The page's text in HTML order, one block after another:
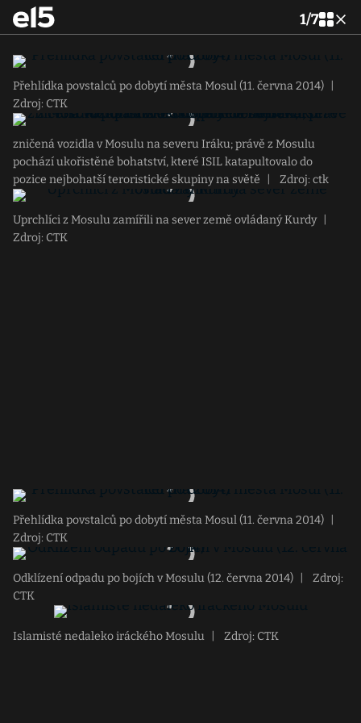
1/7
Přehlídka povstalců po dobytí města Mosul (11. června 2014)
Zdroj: CTK
zničená vozidla v Mosulu na severu Iráku; právě z Mosulu
pochází ukořistěné bohatství, které ISIL katapultovalo do
pozice nejbohatší teroristické skupiny na světě
Zdroj: ctk
Uprchlíci z Mosulu zamířili na sever země ovládaný Kurdy
Zdroj: CTK
Přehlídka povstalců po dobytí města Mosul (11. června 2014)
Zdroj: CTK
Odklízení odpadu po bojích v Mosulu (12. června 2014)
Zdroj:
CTK
Islamisté nedaleko iráckého Mosulu Zdroj: CTK